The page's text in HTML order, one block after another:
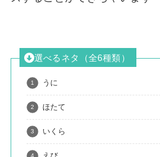
選べるネタ（全6種類）
うに
ほたて
いくら